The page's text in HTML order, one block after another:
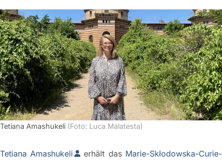
Tetiana Amashukeli (Foto: Luca Malatesta)
Tetiana Amashukeli erhält das Marie-Skłodowska-Curie-